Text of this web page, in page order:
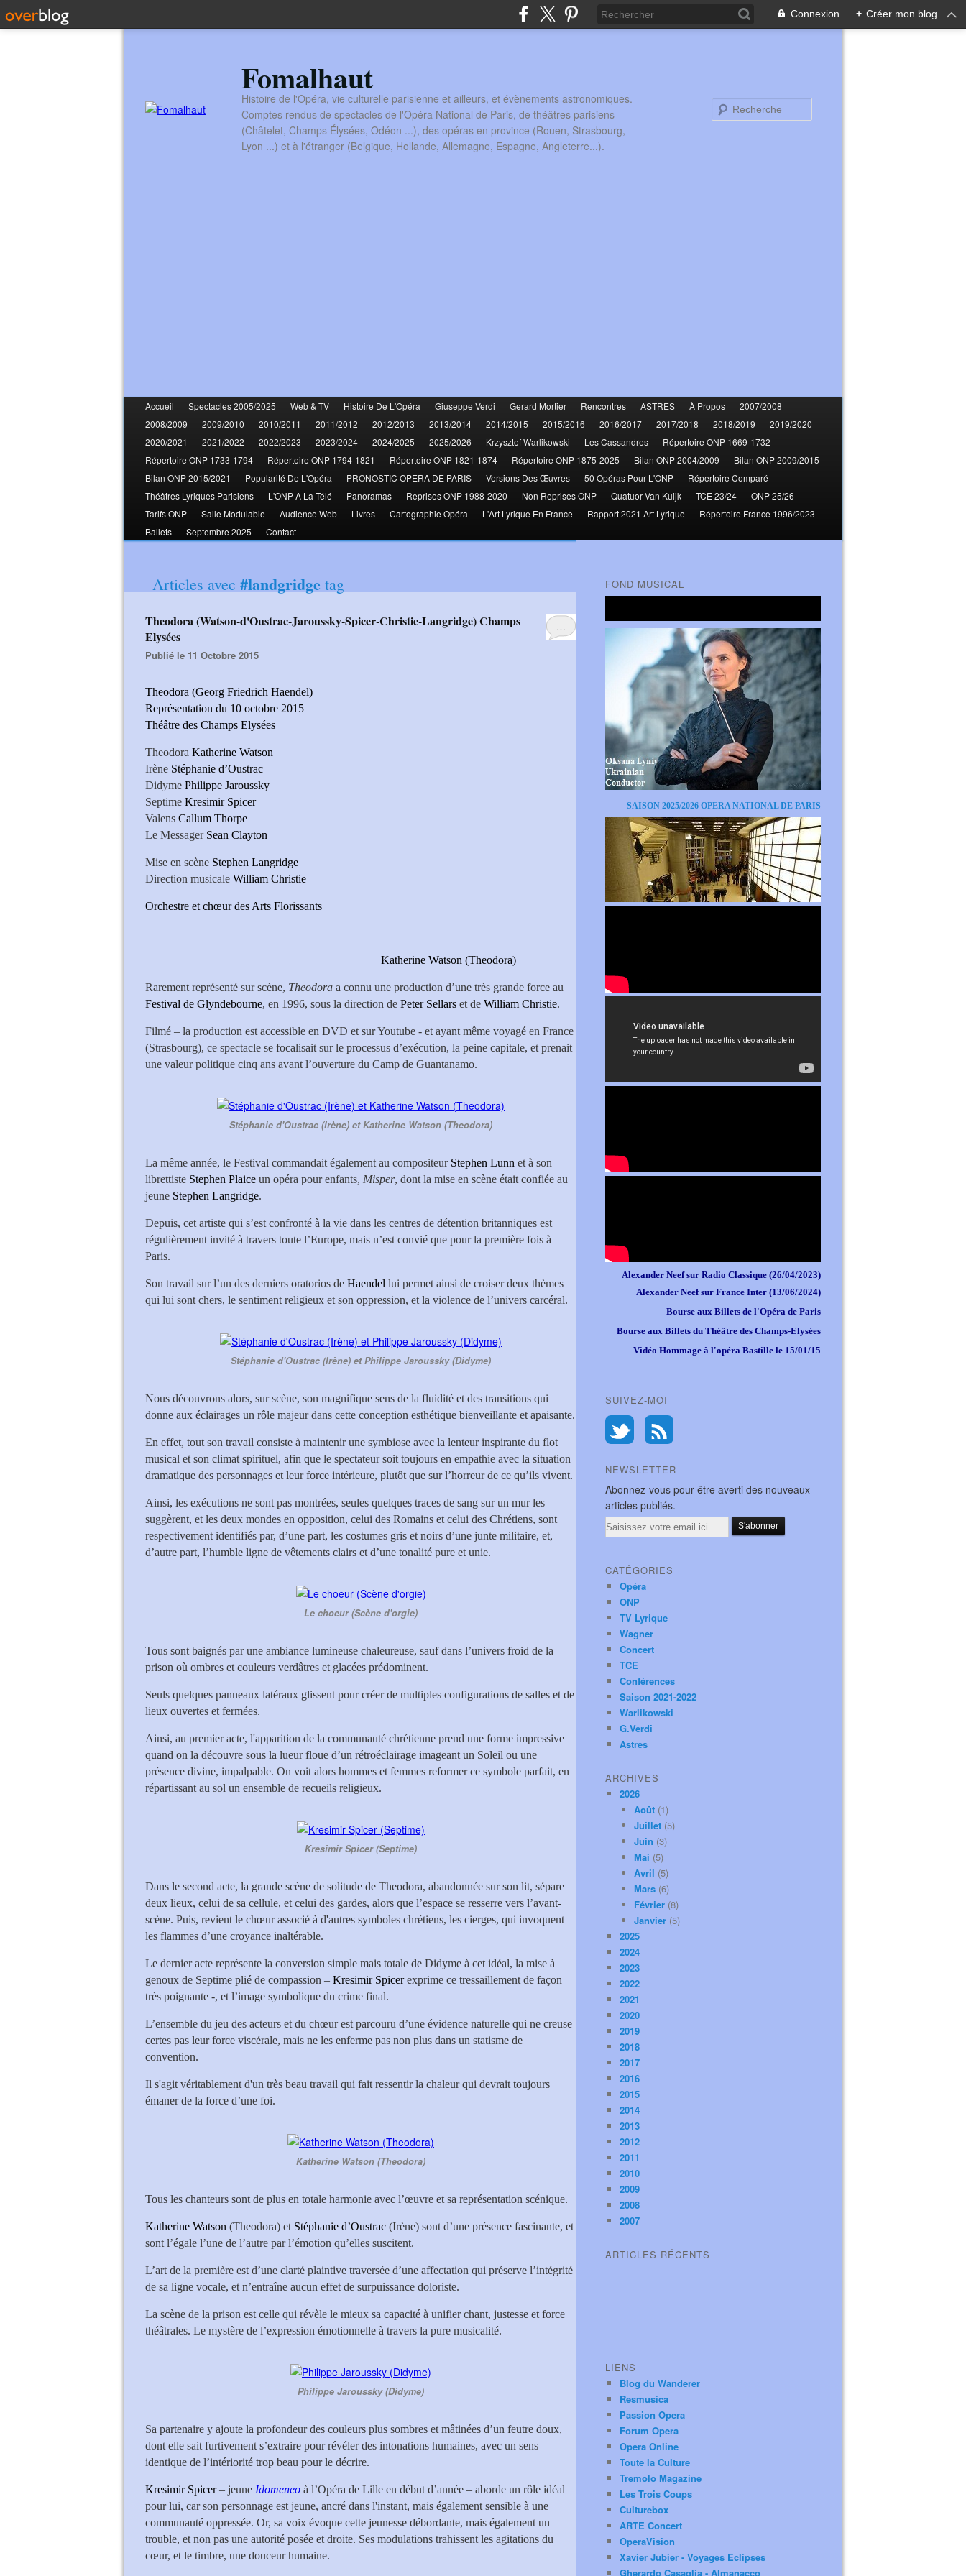
Connexion + Créer mon blog
Fomalhaut
Histoire de l'Opéra, vie culturelle parisienne et ailleurs, et évènements astronomiques.
Comptes rendus de spectacles de l'Opéra National de Paris, de théâtres parisiens
(Châtelet, Champs Élysées, Odéon ...), des opéras en province (Rouen, Strasbourg,
Lyon ...) et à l'étranger (Belgique, Hollande, Allemagne, Espagne, Angleterre...).
Accueil Spectacles 2005/2025 Web & TV Histoire De L'Opéra Giuseppe Verdi Gerard Mortier Rencontres ASTRES À Propos
2007/2008
2008/2009
2009/2010 2010/2011 2011/2012 2012/2013 2013/2014 2014/2015 2015/2016 2016/2017 2017/2018 2018/2019
2019/2020
2020/2021
2021/2022 2022/2023 2023/2024 2024/2025 2025/2026 Krzysztof Warlikowski Les Cassandres
Répertoire ONP 1669-1732
Répertoire ONP 1733-1794
Répertoire ONP 1794-1821 Répertoire ONP 1821-1874 Répertoire ONP 1875-2025 Bilan ONP 2004/2009
Bilan ONP 2009/2015
Bilan ONP 2015/2021
Popularité De L'Opéra PRONOSTIC OPERA DE PARIS Versions Des Œuvres 50 Opéras Pour L'ONP
Répertoire Comparé
Théâtres Lyriques Parisiens
L'ONP À La Télé Panoramas Reprises ONP 1988-2020 Non Reprises ONP Quatuor Van Kuijk TCE 23/24
ONP 25/26
Tarifs ONP
Salle Modulable Audience Web Livres Cartographie Opéra L'Art Lyrique En France Rapport 2021 Art Lyrique
Répertoire France 1996/2023
Ballets
Septembre 2025 Contact
Articles avec #landgridge tag
…
Theodora (Watson-d'Oustrac-Jaroussky-Spicer-Christie-Langridge) Champs
Elysées
Publié le 11 Octobre 2015
Theodora (Georg Friedrich Haendel)
Représentation du 10 octobre 2015
Théâtre des Champs Elysées
Theodora Katherine Watson
Irène Stéphanie d’Oustrac
Didyme Philippe Jaroussky
Septime Kresimir Spicer
Valens Callum Thorpe
Le Messager Sean Clayton
Mise en scène Stephen Langridge
Direction musicale William Christie
Orchestre et chœur des Arts Florissants
Katherine Watson (Theodora)
Rarement représenté sur scène, Theodora a connu une production d’une très grande force au
Festival de Glyndebourne, en 1996, sous la direction de Peter Sellars et de William Christie.
Filmé – la production est accessible en DVD et sur Youtube - et ayant même voyagé en France
(Strasbourg), ce spectacle se focalisait sur le processus d’exécution, la peine capitale, et prenait
une valeur politique cinq ans avant l’ouverture du Camp de Guantanamo.
Stéphanie d'Oustrac (Irène) et Katherine Watson (Theodora)
La même année, le Festival commandait également au compositeur Stephen Lunn et à son
librettiste Stephen Plaice un opéra pour enfants, Misper, dont la mise en scène était confiée au
jeune Stephen Langridge.
Depuis, cet artiste qui s’est confronté à la vie dans les centres de détention britanniques est
régulièrement invité à travers toute l’Europe, mais n’est convié que pour la première fois à
Paris.
Son travail sur l’un des derniers oratorios de Haendel lui permet ainsi de croiser deux thèmes
qui lui sont chers, le sentiment religieux et son oppression, et la violence de l’univers carcéral.
Stéphanie d'Oustrac (Irène) et Philippe Jaroussky (Didyme)
Nous découvrons alors, sur scène, son magnifique sens de la fluidité et des transitions qui
donne aux éclairages un rôle majeur dans cette conception esthétique bienveillante et apaisante.
En effet, tout son travail consiste à maintenir une symbiose avec la lenteur inspirante du flot
musical et son climat spirituel, afin que le spectateur soit toujours en empathie avec la situation
dramatique des personnages et leur force intérieure, plutôt que sur l’horreur de ce qu’ils vivent.
Ainsi, les exécutions ne sont pas montrées, seules quelques traces de sang sur un mur les
suggèrent, et les deux mondes en opposition, celui des Romains et celui des Chrétiens, sont
respectivement identifiés par, d’une part, les costumes gris et noirs d’une junte militaire, et,
d’autre part, l’humble ligne de vêtements clairs et d’une tonalité pure et unie.
Le choeur (Scène d'orgie)
Tous sont baignés par une ambiance lumineuse chaleureuse, sauf dans l’univers froid de la
prison où ombres et couleurs verdâtres et glacées prédominent.
Seuls quelques panneaux latéraux glissent pour créer de multiples configurations de salles et de
lieux ouvertes et fermées.
Ainsi, au premier acte, l'apparition de la communauté chrétienne prend une forme impressive
quand on la découvre sous la lueur floue d’un rétroéclairage imageant un Soleil ou une
présence divine, impalpable. On voit alors hommes et femmes reformer ce symbole parfait, en
répartissant au sol un ensemble de recueils religieux.
Kresimir Spicer (Septime)
Dans le second acte, la grande scène de solitude de Theodora, abandonnée sur son lit, sépare
deux lieux, celui de sa cellule, et celui des gardes, alors que l’espace se resserre vers l’avant-
scène. Puis, revient le chœur associé à d'autres symboles chrétiens, les cierges, qui invoquent
les flammes d’une croyance inaltérable.
Le dernier acte représente la conversion simple mais totale de Didyme à cet idéal, la mise à
genoux de Septime plié de compassion – Kresimir Spicerexprime ce tressaillement de façon
très poignante -, et l’image symbolique du crime final.
L’ensemble du jeu des acteurs et du chœur est parcouru d’une évidence naturelle qui ne creuse
certes pas leur force viscérale, mais ne les enferme pas non plus dans un statisme de
convention.
Il s'agit véritablement d'un très beau travail qui fait ressentir la chaleur qui devrait toujours
émaner de la force d’une foi.
Katherine Watson (Theodora)
Tous les chanteurs sont de plus en totale harmonie avec l’œuvre et sa représentation scénique.
Katherine Watson (Theodora) et Stéphanie d’Oustrac (Irène) sont d’une présence fascinante, et
sont l’égale l’une de l’autre par l’émotion qu’elles suscitent.
L’art de la première est d’une clarté plaintive traversée d’une affectation qui préserve l’intégrité
de sa ligne vocale, et n’entraîne aucun effet de surpuissance doloriste.
La scène de la prison est celle qui révèle le mieux sa capacité à unifier chant, justesse et force
théâtrales. Le mystère de l’expression émotionnelle à travers la pure musicalité.
Philippe Jaroussky (Didyme)
Sa partenaire y ajoute la profondeur des couleurs plus sombres et mâtinées d’un feutre doux,
dont elle sait furtivement s’extraire pour révéler des intonations humaines, avec un sens
identique de l’intériorité trop beau pour le décrire.
Kresimir Spicer– jeune Idomeneo à l’Opéra de Lille en début d’année – aborde un rôle idéal
pour lui, car son personnage est jeune, ancré dans l'instant, mais également sensible à une
communauté oppressée. Or, sa voix évoque cette jeunesse débordante, mais également un
trouble, et non pas une autorité posée et droite. Ses modulations trahissent les agitations du
cœur, et le timbre, une douceur humaine.
FOND MUSICAL
SAISON 2025/2026 OPERA NATIONAL DE PARIS
Alexander Neef sur Radio Classique (26/04/2023)
Alexander Neef sur France Inter (13/06/2024)
Bourse aux Billets de l'Opéra de Paris
Bourse aux Billets du Théâtre des Champs-Elysées
Vidéo Hommage à l'opéra Bastille le 15/01/15
SUIVEZ-MOI
NEWSLETTER
Abonnez-vous pour être averti des nouveaux
articles publiés.
Email
CATÉGORIES
Opéra
ONP
TV Lyrique
Wagner
Concert
TCE
Conférences
Saison 2021-2022
Warlikowski
G.Verdi
Astres
ARCHIVES
2026
Août (1)
Juillet (5)
Juin (3)
Mai (5)
Avril (5)
Mars (6)
Février (8)
Janvier (5)
2025
2024
2023
2022
2021
2020
2019
2018
2017
2016
2015
2014
2013
2012
2011
2010
2009
2008
2007
ARTICLES RÉCENTS
LIENS
Blog du Wanderer
Resmusica
Passion Opera
Forum Opera
Opera Online
Toute la Culture
Tremolo Magazine
Les Trois Coups
Culturebox
ARTE Concert
OperaVision
Xavier Jubier - Voyages Eclipses
Gherardo Casaglia - Almanacco